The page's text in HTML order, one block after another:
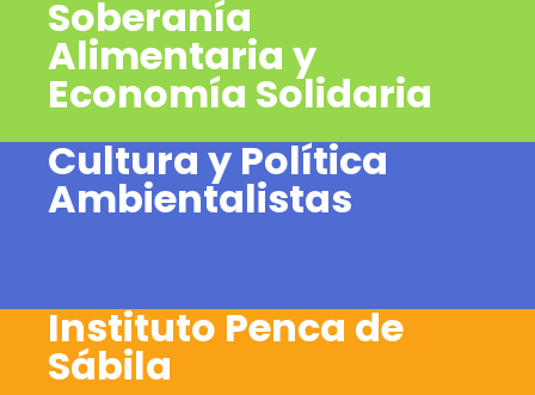
Soberanía
Alimentaria y
Economía Solidaria
Cultura y Política
Ambientalistas
Instituto Penca de
Sábila